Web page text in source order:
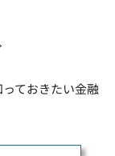
ておきたい金融